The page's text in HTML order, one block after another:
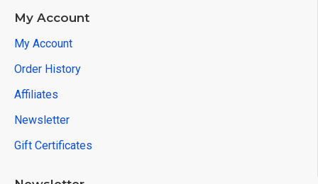
My Account
My Account
Order History
Affiliates
Newsletter
Gift Certificates